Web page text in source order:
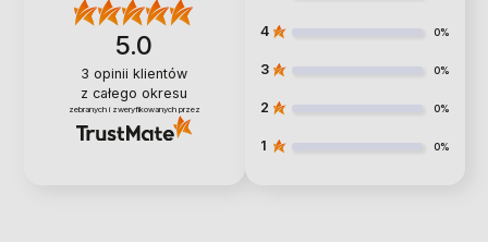
5.0
3 opinii klientów
z całego okresu
zebranych i zweryfikowanych przez
4 0%
3 0%
2 0%
1 0%